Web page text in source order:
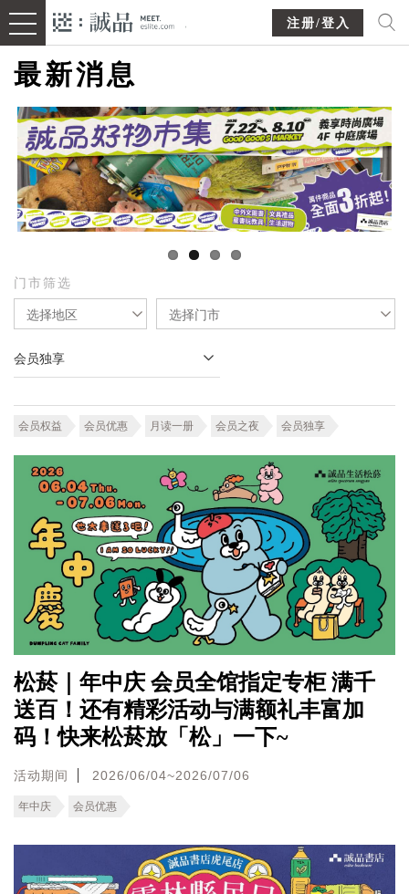
注册/登入
最新消息
门市筛选
选择地区 选择门市
会员独享
会员权益 会员优惠 月读一册 会员之夜 会员独享
松菸｜年中庆 会员全馆指定专柜 满千
送百！还有精彩活动与满额礼丰富加
码！快来松菸放「松」一下~
活动期间 2026/06/04~2026/07/06
年中庆 会员优惠